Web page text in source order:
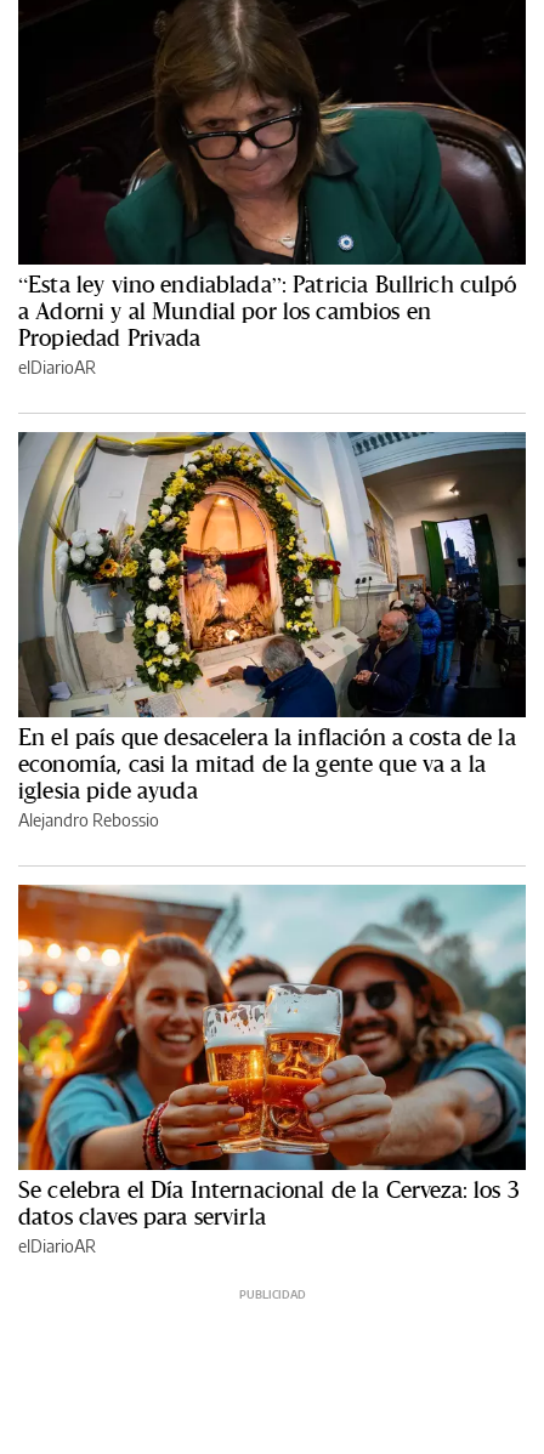
“Esta ley vino endiablada”: Patricia Bullrich culpó
a Adorni y al Mundial por los cambios en
Propiedad Privada
elDiarioAR
En el país que desacelera la inflación a costa de la
economía, casi la mitad de la gente que va a la
iglesia pide ayuda
Alejandro Rebossio
Se celebra el Día Internacional de la Cerveza: los 3
datos claves para servirla
elDiarioAR